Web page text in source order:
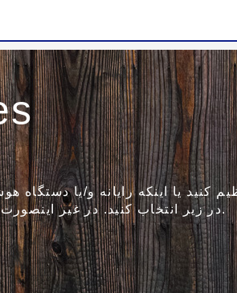
کنید یا اینکه رایانه و/یا دستگاه
در زیر انتخاب کنید. در غیر اینصورت لطفاً یکی از گزینه های دیگر را در زیر انتخاب کنید.